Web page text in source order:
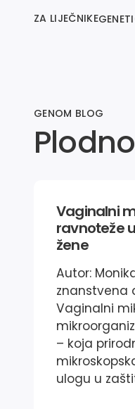
ZA LIJEČNIKE
GENOM BLOG
Vaginalni
ravnoteže
žene
Autor:
znanstvena
Vaginalni
– koja
ulogu u